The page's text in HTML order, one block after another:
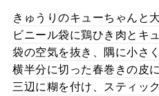
きゅうりのキューちゃんと
ビニール袋に鶏ひき肉とキ
袋の空気を抜き、隅に小さ
横半分に切った春巻きの皮
三辺に糊を付け、スティッ